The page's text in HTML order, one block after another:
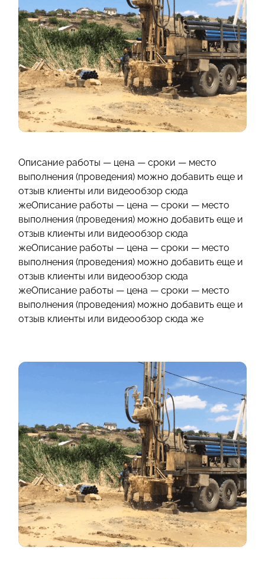
Описание работы — цена — сроки — место
выполнения (проведения) можно добавить еще и
отзыв клиенты или видеообзор сюда
жеОписание работы — цена — сроки — место
выполнения (проведения) можно добавить еще и
отзыв клиенты или видеообзор сюда
жеОписание работы — цена — сроки — место
выполнения (проведения) можно добавить еще и
отзыв клиенты или видеообзор сюда
жеОписание работы — цена — сроки — место
выполнения (проведения) можно добавить еще и
отзыв клиенты или видеообзор сюда же